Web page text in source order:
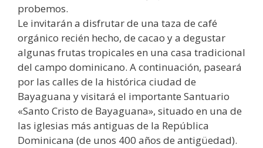
probemos.
Le invitarán a disfrutar de una taza de café
orgánico recién hecho, de cacao y a degustar
algunas frutas tropicales en una casa tradicional
del campo dominicano. A continuación, paseará
por las calles de la histórica ciudad de
Bayaguana y visitará el importante Santuario
«Santo Cristo de Bayaguana», situado en una de
las iglesias más antiguas de la República
Dominicana (de unos 400 años de antigüedad).